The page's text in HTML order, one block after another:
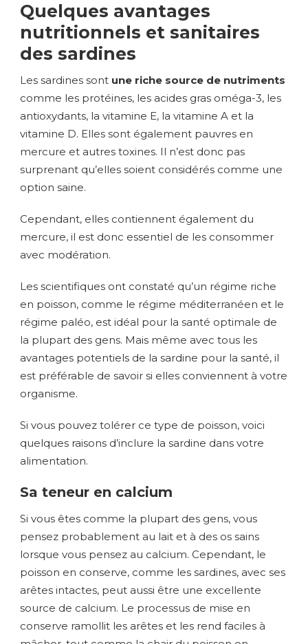
Quelques avantages
nutritionnels et sanitaires
des sardines
Les sardines sont une riche source de nutriments
comme les protéines, les acides gras oméga-3, les
antioxydants, la vitamine E, la vitamine A et la
vitamine D. Elles sont également pauvres en
mercure et autres toxines. Il n’est donc pas
surprenant qu’elles soient considérés comme une
option saine.
Cependant, elles contiennent également du
mercure, il est donc essentiel de les consommer
avec modération.
Les scientifiques ont constaté qu’un régime riche
en poisson, comme le régime méditerranéen et le
régime paléo, est idéal pour la santé optimale de
la plupart des gens. Mais même avec tous les
avantages potentiels de la sardine pour la santé, il
est préférable de savoir si elles conviennent à votre
organisme.
Si vous pouvez tolérer ce type de poisson, voici
quelques raisons d’inclure la sardine dans votre
alimentation.
Sa teneur en calcium
Si vous êtes comme la plupart des gens, vous
pensez probablement au lait et à des os sains
lorsque vous pensez au calcium. Cependant, le
poisson en conserve, comme les sardines, avec ses
arêtes intactes, peut aussi être une excellente
source de calcium. Le processus de mise en
conserve ramollit les arêtes et les rend faciles à